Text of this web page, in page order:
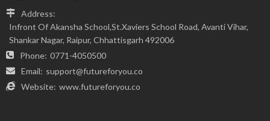
Address:
Infront Of Akansha School,St.Xaviers School Road, Avanti Vihar,
Shankar Nagar, Raipur, Chhattisgarh 492006
Phone: 0771-4050500
Email: support@futureforyou.co
Website: www.futureforyou.co